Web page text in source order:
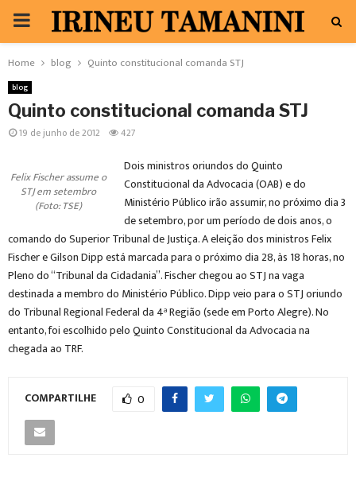
PRIMARY
MENU
Home blog Quinto constitucional comanda STJ
blog
Quinto constitucional comanda STJ
19 de junho de 2012 427
Felix Fischer assume o
STJ em setembro
(Foto: TSE)
Dois ministros oriundos do Quinto
Constitucional da Advocacia (OAB) e do
Ministério Público irão assumir, no próximo dia 3
de setembro, por um período de dois anos, o
comando do Superior Tribunal de Justiça. A eleição dos ministros Felix
Fischer e Gilson Dipp está marcada para o próximo dia 28, às 18 horas, no
Pleno do “Tribunal da Cidadania”. Fischer chegou ao STJ na vaga
destinada a membro do Ministério Público. Dipp veio para o STJ oriundo
do Tribunal Regional Federal da 4ª Região (sede em Porto Alegre). No
entanto, foi escolhido pelo Quinto Constitucional da Advocacia na
chegada ao TRF.
COMPARTILHE 0